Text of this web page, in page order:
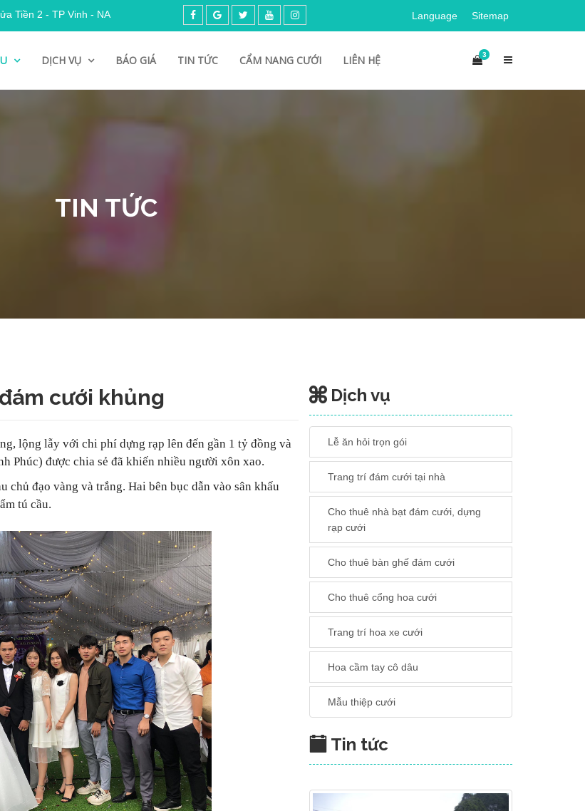
Tiền 2 - TP Vinh - NA Language Sitemap
3
DỊCH VỤ BÁO GIÁ TIN TỨC CẨM NANG CƯỚI LIÊN HỆ
TIN TỨC
cưới khủng
lộng lẫy với chi phí dựng rạp lên đến gần 1 tỷ đồng và
Phúc) được chia sẻ đã khiến nhiều người xôn xao.
đạo vàng và trắng. Hai bên bục dẫn vào sân khấu
tú cầu.
Dịch vụ
Lễ ăn hỏi trọn gói
Trang trí đám cưới tại nhà
Cho thuê nhà bạt đám cưới, dựng
rạp cưới
Cho thuê bàn ghế đám cưới
Cho thuê cổng hoa cưới
Trang trí hoa xe cưới
Hoa cầm tay cô dâu
Mẫu thiệp cưới
Tin tức